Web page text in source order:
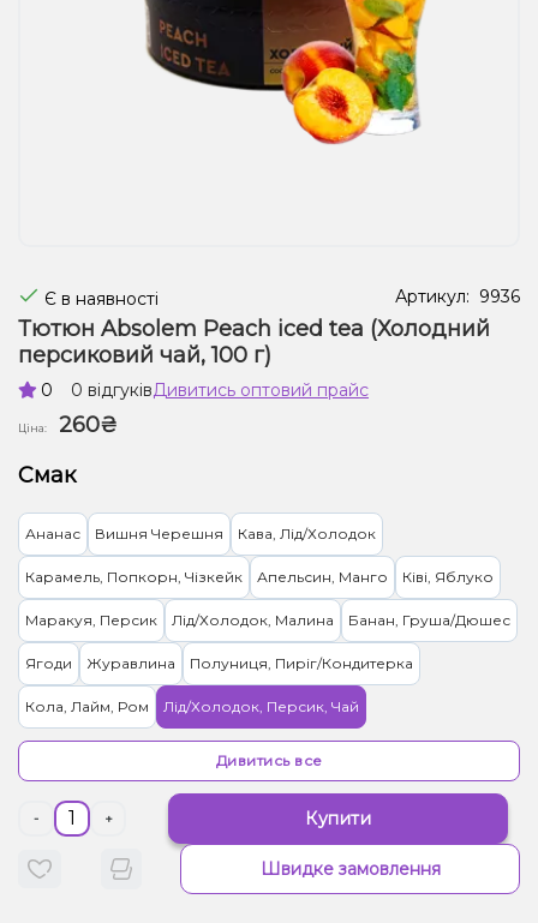
Рідини для електронних сигарет
Подарункові набори
Є в наявності Артикул: 9936
Тютюн Absolem Peach iced tea (Холодний
персиковий чай, 100 г)
0 0 відгуківДивитись оптовий прайс
Ціна:
260₴
Смак
Ананас Вишня Черешня Кава, Лід/Холодок
Карамель, Попкорн, Чізкейк Апельсин, Манго Ківі, Яблуко
Маракуя, Персик Лід/Холодок, Малина Банан, Груша/Дюшес
Ягоди Журавлина Полуниця, Пиріг/Кондитерка
Кола, Лайм, Ром Лід/Холодок, Персик, Чай
Малина, Персик
Дивитись все
- + Купити
Швидке замовлення